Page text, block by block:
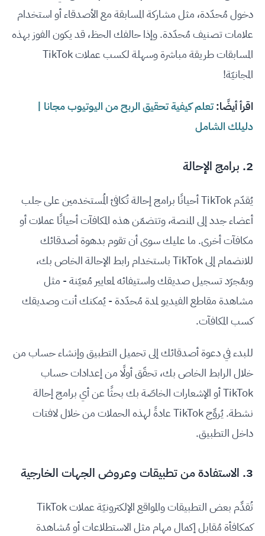
دخول مُحدّدة، مثل مشاركة المسابقة مع الأصدقاء أو استخدام
علامات تصنيف مُحدّدة. وإذا حالفك الحظ، قد يكون الفوز بهذه
المسابقات طريقة مباشرة وسهلة لكسب عملات TikTok
المجانيّة!
اقرأ أيضًا:تعلم كيفية تحقيق الربح من اليوتيوب مجانا |
دليلك الشامل
2. برامج الإحالة
يُقدّم TikTok أحيانًا برامج إحالة تُكافئ المُستخدمين على جلب
أعضاء جدد إلى المنصة، وتتضمّن هذه المكافآت أحيانًا عملات أو
مكافآت أخرى. ما عليك سوى أن تقوم بدهوة أصدقائك
للانضمام إلى TikTok باستخدام رابط الإحالة الخاص بك،
وبمُجرّد تسجيل صديقك واستيفائه لمعايير مُعيّنة - مثل
مشاهدة مقاطع الفيديو لمدة مُحدّدة - يُمكنك أنت وصديقك
كسب المكافآت.
للبدء في دعوة أصدقائك إلى تحميل التطبيق وإنشاء حساب من
خلال الرابط الخاص بك، تحقّق أولًا من إعدادات حساب
TikTok أو الإشعارات الخاصّة بك بحثًا عن أي برامج إحالة
نشطة. يُروِّج TikTok عادةً لهذه الحملات من خلال لافتات
داخل التطبيق.
3. الاستفادة من تطبيقات وعروض الجهات الخارجية
تُقدِّم بعض التطبيقات والمواقع الإلكترونيّة عملات TikTok
كمكافأة مُقابل إكمال مهام مثل الاستطلاعات أو مُشاهدة